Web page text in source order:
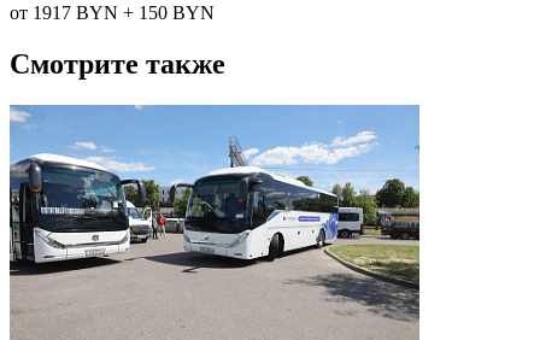
от 1917 BYN + 150 BYN
Смотрите также